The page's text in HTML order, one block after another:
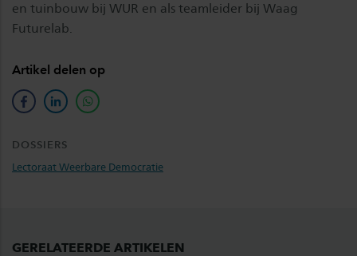
en tuinbouw bij WUR en als teamleider bij Waag
Futurelab.
Artikel delen op
facebooklinkedinwhatsapp
DOSSIERS
Lectoraat Weerbare Democratie
GERELATEERDE ARTIKELEN